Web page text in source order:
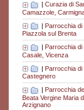
| Curazia di
Camazzole,
| Parrocchia di
Piazzola sul Brenta
| Parrocchia di
Casale, Vicenza
| Parrocchia di
Castegnero
| Parrocchia
Beata Vergine Maria
Arzignano